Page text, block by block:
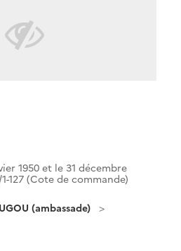
1950 et le 31 décembre
127 (Cote de commande)
(ambassade)